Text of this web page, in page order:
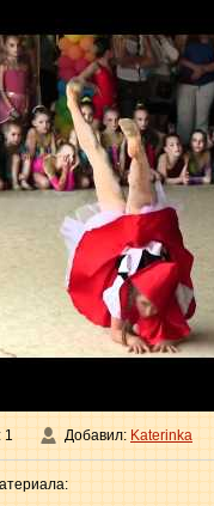
: 1 Добавил: Katerinka
: